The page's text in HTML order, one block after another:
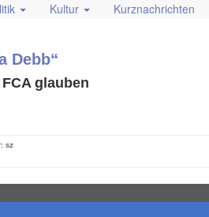
Kultur Kurznachrichten
Debb“
glauben
sz